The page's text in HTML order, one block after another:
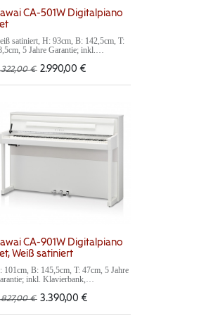
CA-501W Digitalpiano
satiniert, H: 93cm, B: 142,5cm, T:
5 Jahre Garantie; inkl.
Samtbezug und Stereo-Kopfhörer
inkl. Kartonverpackung 155,5 ×
€ 2.990,00 €
CA-901W Digitalpiano
Weiß satiniert
101cm, B: 145,5cm, T: 47cm, 5 Jahre
inkl. Klavierbank,
und Stereo-Kopfhörer
€ 3.390,00 €